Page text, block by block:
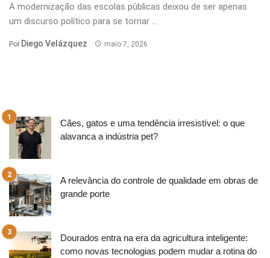
A modernização das escolas públicas deixou de ser apenas
um discurso político para se tornar ...
Por Diego Velázquez maio 7, 2026
Cães, gatos e uma tendência irresistível: o que
alavanca a indústria pet?
A relevância do controle de qualidade em obras de
grande porte
Dourados entra na era da agricultura inteligente:
como novas tecnologias podem mudar a rotina do